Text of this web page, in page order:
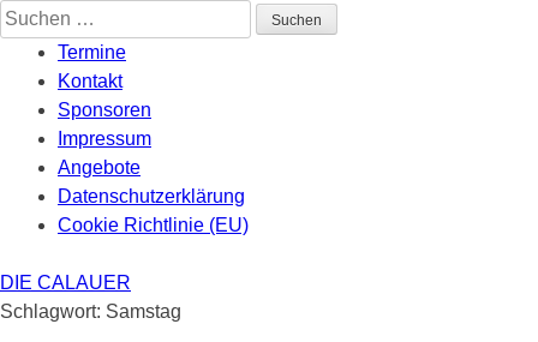
Skip
to
content
Suchen
nach:
Termine
Kontakt
Sponsoren
Impressum
Angebote
Datenschutzerklärung
Cookie Richtlinie (EU)
DIE CALAUER
Schlagwort: Samstag